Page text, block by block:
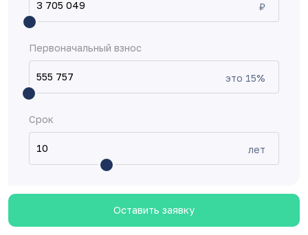
₽
Первоначальный взнос
это 15%
Срок
лет
Оставить заявку